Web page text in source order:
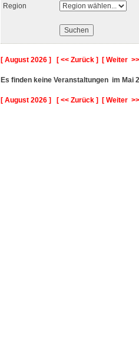
Region
[ August 2026 ] [ << Zurück ] [ Weiter
Es finden keine Veranstaltungen im Mai
[ August 2026 ] [ << Zurück ] [ Weiter